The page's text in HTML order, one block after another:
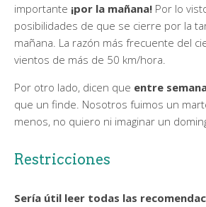
importante ¡por la mañana! Por lo
posibilidades de que se cierre por la
mañana. La razón más frecuente del
vientos de más de 50 km/hora.
Por otro lado, dicen que entre
que un finde. Nosotros fuimos un
menos, no quiero ni imaginar un
Restricciones
Sería útil leer todas las